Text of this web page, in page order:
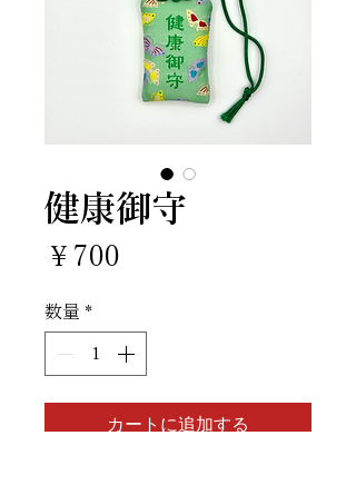
健康御守
￥700
数量 *
カートに追加する